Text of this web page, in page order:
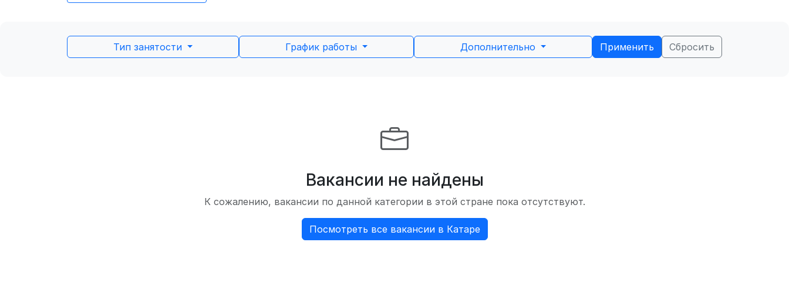
Тип занятости График работы Дополнительно Применить Сбросить
Вакансии не найдены
К сожалению, вакансии по данной категории в этой стране пока отсутствуют.
Посмотреть все вакансии в Катаре